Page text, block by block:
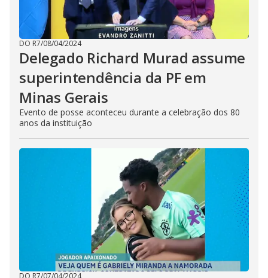
DO R7/08/04/2024
Delegado Richard Murad assume
superintendência da PF em
Minas Gerais
Evento de posse aconteceu durante a celebração dos 80
anos da instituição
DO R7/07/04/2024